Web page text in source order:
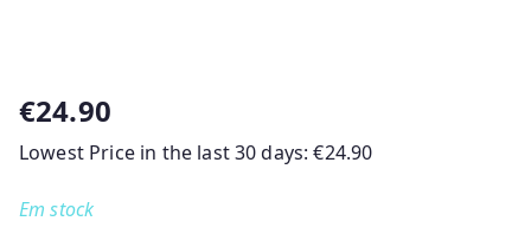
€24.90
Lowest Price in the last 30 days:€24.90
Em stock